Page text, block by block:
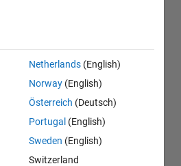
Netherlands (English)
Norway (English)
Österreich (Deutsch)
Portugal (English)
Sweden (English)
Switzerland